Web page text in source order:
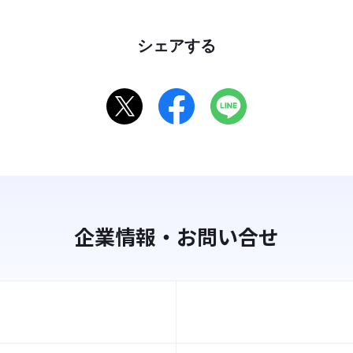
シェアする
企業情報・お問い合せ